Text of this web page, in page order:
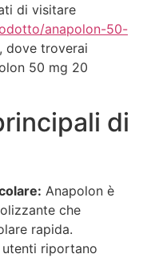
di visitare
anapolon-50-
, dove troverai
50 mg 20
di
Anapolon è
che
rapida.
utenti riportano